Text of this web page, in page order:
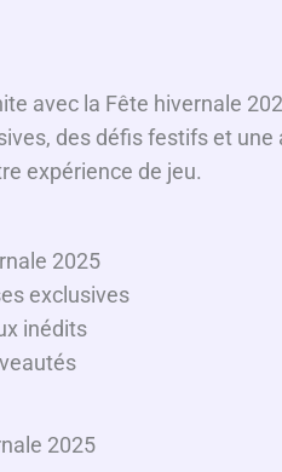
avec la Fête hivernale
des défis festifs et une
expérience de jeu.
2025
exclusives
inédits
2025